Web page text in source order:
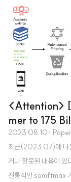
ormer를 적용하여
ational resource를
장하며 NLP를 집어
자 하는 여러 시도들
하거나 지엽적으로
<Attention>
mer to 175
2023.08.10 ·
최근(2023.07)에 나
거나 잘못된 내용이
전통적인 somftmax